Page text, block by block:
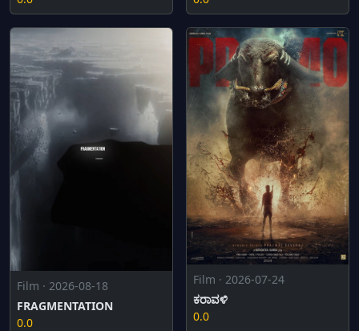
Film · 2026-08-18
FRAGMENTATION
0.0
Film · 2026-07-24
ಕರಾವಳಿ
0.0